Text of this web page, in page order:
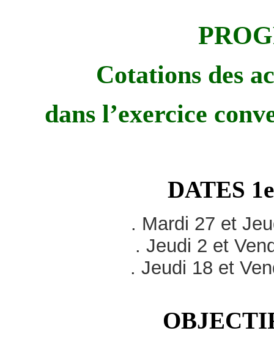
Cotations des
dans l’exercice
DATES
. Mardi 27 et
. Jeudi 2 et
. Jeudi 18 et